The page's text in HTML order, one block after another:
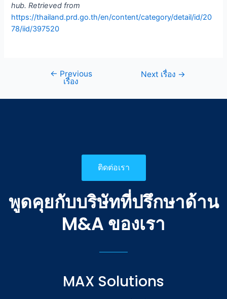
hub. Retrieved from
https://thailand.prd.go.th/en/content/category/detail/id/20
78/iid/397520
← Previous
เรื่อง
Next เรื่อง →
ติดต่อเรา
พูดคุยกับบริษัทที่ปรึกษาด้าน
M&A ของเรา
MAX Solutions